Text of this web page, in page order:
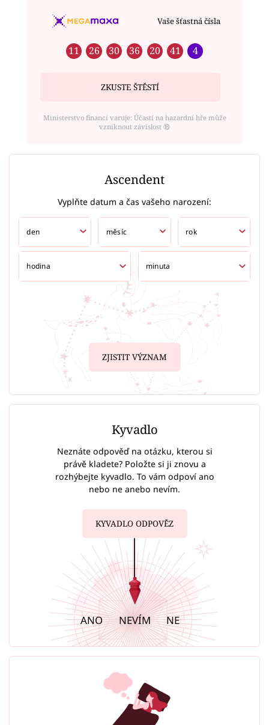
Vaše šťastná čísla
11 26 30 36 20 41 4
ZKUSTE ŠTĚSTÍ
Ministerstvo financí varuje: Účastí na hazardní hře může
vzniknout závislost ⑱
Ascendent
Vyplňte datum a čas vašeho narození:
ZJISTIT VÝZNAM
Kyvadlo
Neznáte odpověď na otázku, kterou si
právě kladete? Položte si ji znovu a
rozhýbejte kyvadlo. To vám odpoví ano
nebo ne anebo nevím.
KYVADLO ODPOVĚZ
ANO NEVÍM NE